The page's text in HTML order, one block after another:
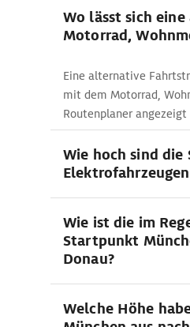
Wo lässt sich
Motorrad,
Eine alternative
mit dem Motorrad,
Routenplaner angezeigt
Wie hoch sind die
Wie ist die im
Startpunkt
Donau?
Welche Höhe